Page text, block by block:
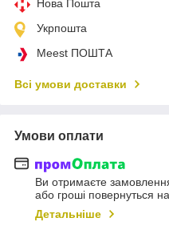
Нова Пошта
Укрпошта
Meest ПОШТА
Всі умови доставки
Умови оплати
Ви отримаєте
або гроші повернуться
Детальніше